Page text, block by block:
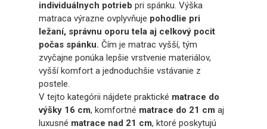
individuálnych potrieb pri spánku. Výška
matraca výrazne ovplyvňuje pohodlie pri
ležaní, správnu oporu tela aj celkový pocit
počas spánku. Čím je matrac vyšší, tým
zvyčajne ponúka lepšie vrstvenie materiálov,
vyšší komfort a jednoduchšie vstávanie z
postele.
V tejto kategórii nájdete praktické matrace do
výšky 16 cm, komfortné matrace do 21 cm aj
luxusné matrace nad 21 cm, ktoré poskytujú